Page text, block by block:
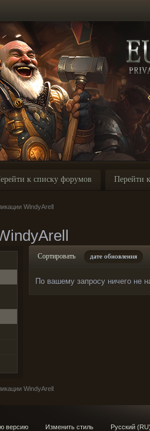
к списку форумов Перейти
WindyArell
Сортировать дате обновления
По вашему запросу ничего не
WindyArell
версию Изменить стиль Русский